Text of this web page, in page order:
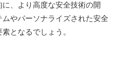
、より高度な安全技術の開
やパーソナライズされた安全
となるでしょう。